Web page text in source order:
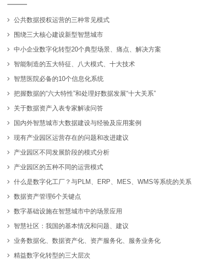
公共数据授权运营的三种常见模式
围绕三大核心建设新型智慧城市
中小企业数字化转型20个典型场景、痛点、解决方案
智能制造的五大特征、八大模式、十大技术
智慧医院必备的10个信息化系统
把握数据的“六大特性”和处理好数据发展“十大关系”
关于数据资产入表专家解读问答
国内外智慧城市大数据建设与经验及应用案例
现有产业园区运营存在的问题和改进建议
产业园区不同发展阶段的模式分析
产业园区的五种不同的运营模式
什么是数字化工厂？与PLM、ERP、MES、WMS等系统的关系
数据资产管理6个关键点
数字基础设施在智慧城市中的场景应用
智慧社区：我国的基本情况和问题、建议
业务数据化、数据资产化、资产服务化、服务业务化
精益数字化转型的三大层次